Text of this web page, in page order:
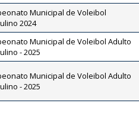
Municipal de Voleibol
2024
Municipal de Voleibol Adulto
- 2025
Municipal de Voleibol Adulto
- 2025